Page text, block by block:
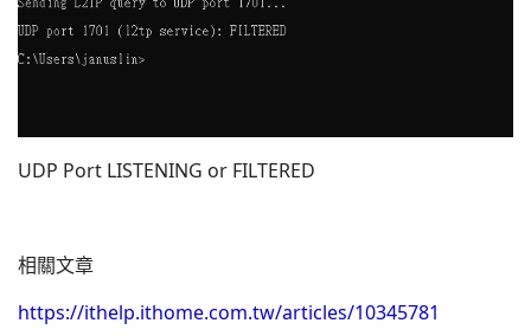
UDP Port LISTENING or FILTERED
相關文章
https://ithelp.ithome.com.tw/articles/10345781